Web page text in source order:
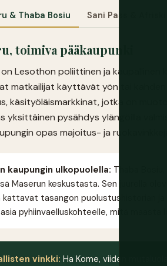
& Thaba Bosiu Sani Pass & Afriski
toimiva pääkaupunki
Lesothon poliittinen ja kaupallinen
matkailijat käyttävät yön tai
käsityöläismarkkinat, jotka on
yksittäinen pysähdys ylängöillä
opas majoitus- ja
kaupungin ulkopuolella: Thaba
Maserun keskustasta. Sen juurella
kattavat tasangon puolustushistorian
pyhiinvaelluskohteelle, mitä maasta
vinkki: Ha Kome, viiden